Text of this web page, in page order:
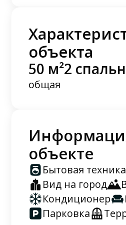
объекта
50 м²
общая
2
объекте
Бытовая техника
Вид на город
Кондиционер
Парковка